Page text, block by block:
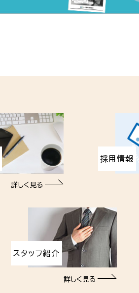
詳しく見る
採用情報
スタッフ紹介
詳しく見る